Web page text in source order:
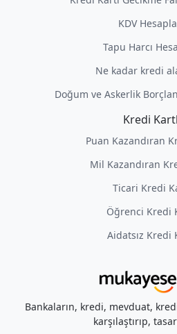
KDV
Tapu Harcı
Ne kadar kredi
Doğum ve Askerlik
Kredi
Puan Kazandıran
Mil Kazandıran
Ticari Kredi
Öğrenci Kredi
Aidatsız Kredi
Bankaların, kredi, mevduat,
karşılaştırıp,